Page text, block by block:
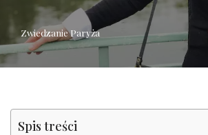
Zwiedzanie Paryża
Spis treści